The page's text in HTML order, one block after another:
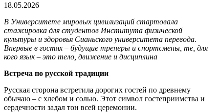
18.05.2026
В Университете мировых цивилизаций стартовала
стажировка для студентов Института физической
культуры и здоровья Сианьского университета перевода.
Впервые в гостях – будущие тренеры и спортсмены, те, для
кого язык – это тело, движение и дисциплина
Встреча по русской традиции
Русская сторона встретила дорогих гостей по древнему
обычаю – с хлебом и солью. Этот символ гостеприимства и
сердечности задал тон всей церемонии.